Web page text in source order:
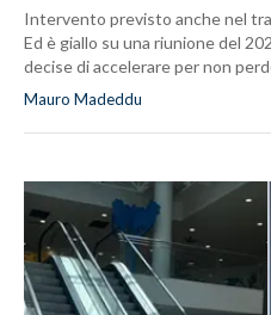
Intervento previsto anche nel
Ed è giallo su una riunione del
decise di accelerare per non
Mauro Madeddu